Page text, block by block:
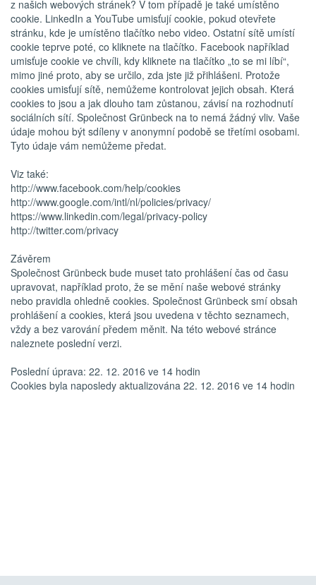
z našich webových stránek? V tom případě je také umístěno
cookie. LinkedIn a YouTube umisťují cookie, pokud otevřete
stránku, kde je umístěno tlačítko nebo video. Ostatní sítě umístí
cookie teprve poté, co kliknete na tlačítko. Facebook například
umisťuje cookie ve chvíli, kdy kliknete na tlačítko „to se mi líbí“,
mimo jiné proto, aby se určilo, zda jste již přihlášeni. Protože
cookies umisťují sítě, nemůžeme kontrolovat jejich obsah. Která
cookies to jsou a jak dlouho tam zůstanou, závisí na rozhodnutí
sociálních sítí. Společnost Grünbeck na to nemá žádný vliv. Vaše
údaje mohou být sdíleny v anonymní podobě se třetími osobami.
Tyto údaje vám nemůžeme předat.
Viz také:
http://www.facebook.com/help/cookies
http://www.google.com/intl/nl/policies/privacy/
https://www.linkedin.com/legal/privacy-policy
http://twitter.com/privacy
Závěrem
Společnost Grünbeck bude muset tato prohlášení čas od času
upravovat, například proto, že se mění naše webové stránky
nebo pravidla ohledně cookies. Společnost Grünbeck smí obsah
prohlášení a cookies, která jsou uvedena v těchto seznamech,
vždy a bez varování předem měnit. Na této webové stránce
naleznete poslední verzi.
Poslední úprava: 22. 12. 2016 ve 14 hodin
Cookies byla naposledy aktualizována 22. 12. 2016 ve 14 hodin